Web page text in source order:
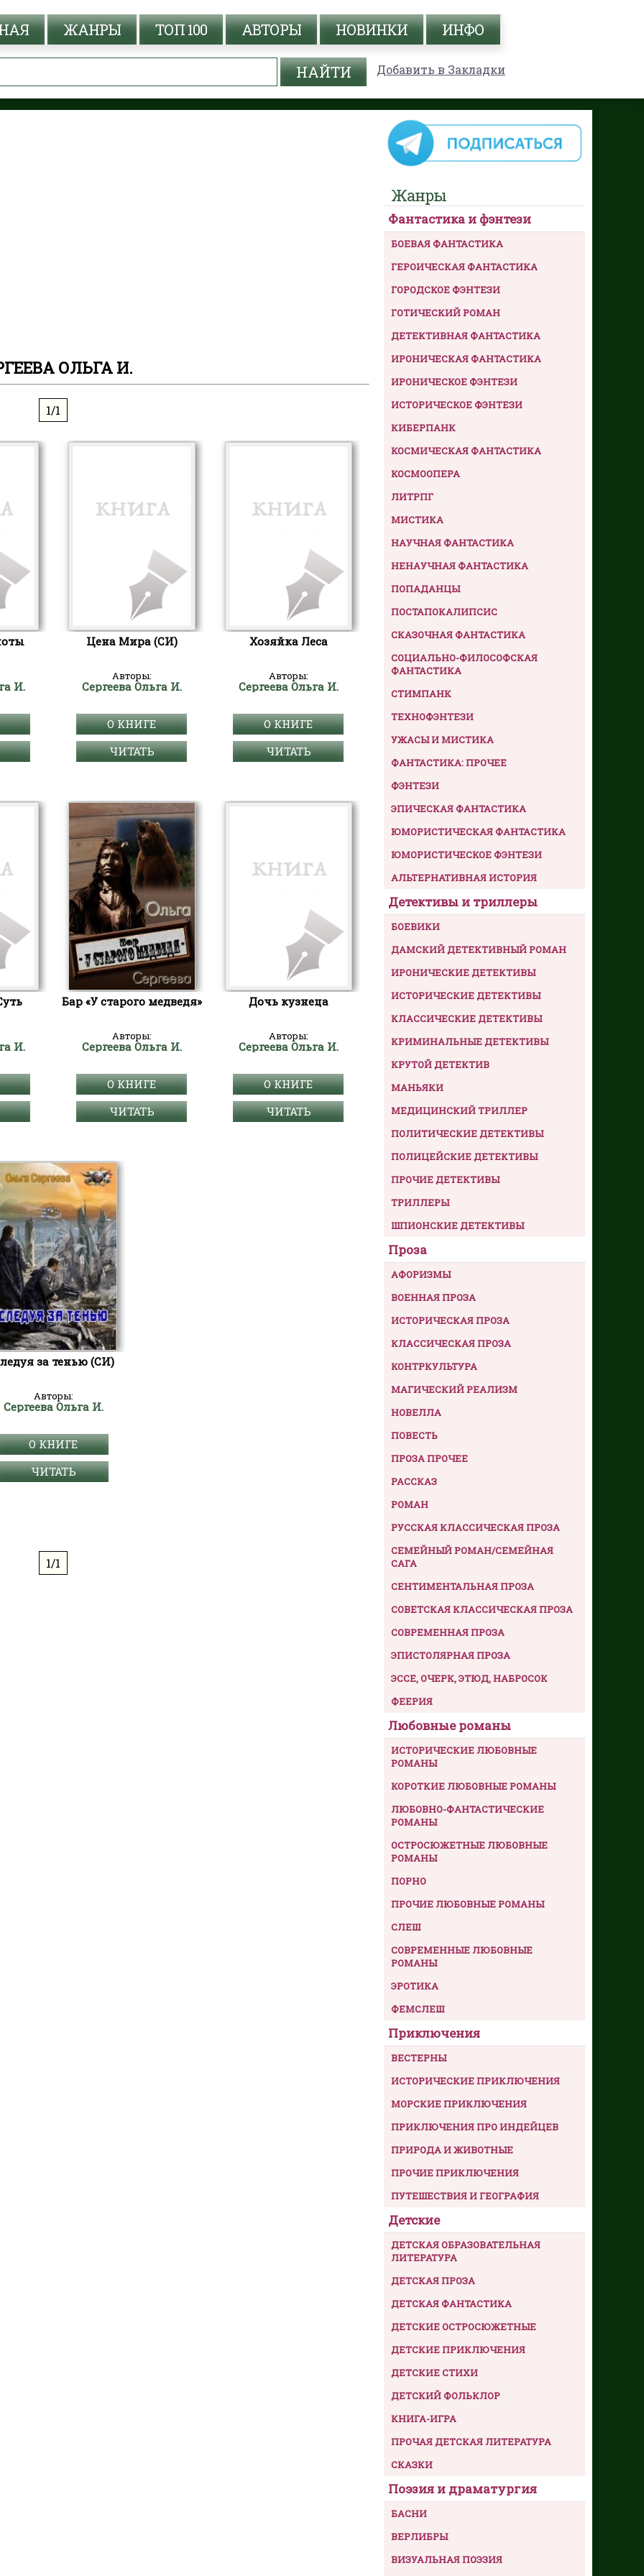
ЖАНРЫ ТОП 100 АВТОРЫ НОВИНКИ ИНФО
Добавить в Закладки
ОЛЬГА И.
1/1
И.
Цена Мира (СИ)
Авторы:
Сергеева Ольга И.
О КНИГЕ
ЧИТАТЬ
Хозяйка Леса
Авторы:
Сергеева Ольга И.
О КНИГЕ
ЧИТАТЬ
И.
Бар «У старого медведя»
Авторы:
Сергеева Ольга И.
О КНИГЕ
ЧИТАТЬ
Дочь кузнеца
Авторы:
Сергеева Ольга И.
О КНИГЕ
ЧИТАТЬ
за тенью (СИ)
Авторы:
Сергеева Ольга И.
О КНИГЕ
ЧИТАТЬ
1/1
Жанры
Фантастика и фэнтези
БОЕВАЯ ФАНТАСТИКА
ГЕРОИЧЕСКАЯ ФАНТАСТИКА
ГОРОДСКОЕ ФЭНТЕЗИ
ГОТИЧЕСКИЙ РОМАН
ДЕТЕКТИВНАЯ ФАНТАСТИКА
ИРОНИЧЕСКАЯ ФАНТАСТИКА
ИРОНИЧЕСКОЕ ФЭНТЕЗИ
ИСТОРИЧЕСКОЕ ФЭНТЕЗИ
КИБЕРПАНК
КОСМИЧЕСКАЯ ФАНТАСТИКА
КОСМООПЕРА
ЛИТРПГ
МИСТИКА
НАУЧНАЯ ФАНТАСТИКА
НЕНАУЧНАЯ ФАНТАСТИКА
ПОПАДАНЦЫ
ПОСТАПОКАЛИПСИС
СКАЗОЧНАЯ ФАНТАСТИКА
СОЦИАЛЬНО-ФИЛОСОФСКАЯ
ФАНТАСТИКА
СТИМПАНК
ТЕХНОФЭНТЕЗИ
УЖАСЫ И МИСТИКА
ФАНТАСТИКА: ПРОЧЕЕ
ФЭНТЕЗИ
ЭПИЧЕСКАЯ ФАНТАСТИКА
ЮМОРИСТИЧЕСКАЯ ФАНТАСТИКА
ЮМОРИСТИЧЕСКОЕ ФЭНТЕЗИ
АЛЬТЕРНАТИВНАЯ ИСТОРИЯ
Детективы и триллеры
БОЕВИКИ
ДАМСКИЙ ДЕТЕКТИВНЫЙ РОМАН
ИРОНИЧЕСКИЕ ДЕТЕКТИВЫ
ИСТОРИЧЕСКИЕ ДЕТЕКТИВЫ
КЛАССИЧЕСКИЕ ДЕТЕКТИВЫ
КРИМИНАЛЬНЫЕ ДЕТЕКТИВЫ
КРУТОЙ ДЕТЕКТИВ
МАНЬЯКИ
МЕДИЦИНСКИЙ ТРИЛЛЕР
ПОЛИТИЧЕСКИЕ ДЕТЕКТИВЫ
ПОЛИЦЕЙСКИЕ ДЕТЕКТИВЫ
ПРОЧИЕ ДЕТЕКТИВЫ
ТРИЛЛЕРЫ
ШПИОНСКИЕ ДЕТЕКТИВЫ
Проза
АФОРИЗМЫ
ВОЕННАЯ ПРОЗА
ИСТОРИЧЕСКАЯ ПРОЗА
КЛАССИЧЕСКАЯ ПРОЗА
КОНТРКУЛЬТУРА
МАГИЧЕСКИЙ РЕАЛИЗМ
НОВЕЛЛА
ПОВЕСТЬ
ПРОЗА ПРОЧЕЕ
РАССКАЗ
РОМАН
РУССКАЯ КЛАССИЧЕСКАЯ ПРОЗА
СЕМЕЙНЫЙ РОМАН/СЕМЕЙНАЯ
САГА
СЕНТИМЕНТАЛЬНАЯ ПРОЗА
СОВЕТСКАЯ КЛАССИЧЕСКАЯ ПРОЗА
СОВРЕМЕННАЯ ПРОЗА
ЭПИСТОЛЯРНАЯ ПРОЗА
ЭССЕ, ОЧЕРК, ЭТЮД, НАБРОСОК
ФЕЕРИЯ
Любовные романы
ИСТОРИЧЕСКИЕ ЛЮБОВНЫЕ
РОМАНЫ
КОРОТКИЕ ЛЮБОВНЫЕ РОМАНЫ
ЛЮБОВНО-ФАНТАСТИЧЕСКИЕ
РОМАНЫ
ОСТРОСЮЖЕТНЫЕ ЛЮБОВНЫЕ
РОМАНЫ
ПОРНО
ПРОЧИЕ ЛЮБОВНЫЕ РОМАНЫ
СЛЕШ
СОВРЕМЕННЫЕ ЛЮБОВНЫЕ
РОМАНЫ
ЭРОТИКА
ФЕМСЛЕШ
Приключения
ВЕСТЕРНЫ
ИСТОРИЧЕСКИЕ ПРИКЛЮЧЕНИЯ
МОРСКИЕ ПРИКЛЮЧЕНИЯ
ПРИКЛЮЧЕНИЯ ПРО ИНДЕЙЦЕВ
ПРИРОДА И ЖИВОТНЫЕ
ПРОЧИЕ ПРИКЛЮЧЕНИЯ
ПУТЕШЕСТВИЯ И ГЕОГРАФИЯ
Детские
ДЕТСКАЯ ОБРАЗОВАТЕЛЬНАЯ
ЛИТЕРАТУРА
ДЕТСКАЯ ПРОЗА
ДЕТСКАЯ ФАНТАСТИКА
ДЕТСКИЕ ОСТРОСЮЖЕТНЫЕ
ДЕТСКИЕ ПРИКЛЮЧЕНИЯ
ДЕТСКИЕ СТИХИ
ДЕТСКИЙ ФОЛЬКЛОР
КНИГА-ИГРА
ПРОЧАЯ ДЕТСКАЯ ЛИТЕРАТУРА
СКАЗКИ
Поэзия и драматургия
БАСНИ
ВЕРЛИБРЫ
ВИЗУАЛЬНАЯ ПОЭЗИЯ